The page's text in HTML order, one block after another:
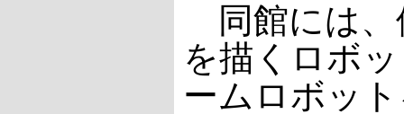
同館には、
を描くロボ
ームロボッ